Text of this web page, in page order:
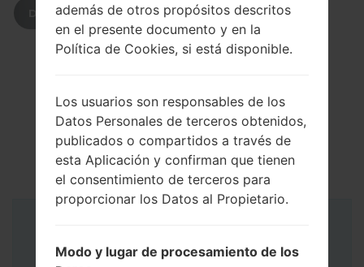
DESCARGAR
Instrucciones
además de otros propósitos descritos
en el presente documento y en la
Política de Cookies, si está disponible.
Los usuarios son responsables de los
Datos Personales de terceros obtenidos,
publicados o compartidos a través de
esta Aplicación y confirman que tienen
el consentimiento de terceros para
proporcionar los Datos al Propietario.
Modo y lugar de procesamiento de los